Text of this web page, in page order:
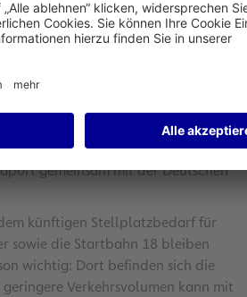
temporär außer Betrieb genommen.
bis Juni dieses Jahres, stark
für derzeit stillgelegte
mehr Fluggesellschaften, ihre
am Boden zu belassen. Die
gemeinsam mit der Deutschen
künftigen Stellplatzbedarf für
sowie die Startbahn 18 bleiben
wichtig: Dort befinden sich die
Verkehrsvolumen kann mit